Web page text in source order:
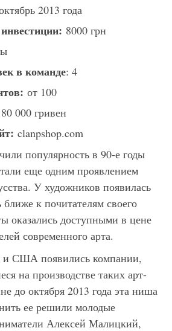
2013 года
8000 грн
в команде: 4
от 100
000 гривен
clanpshop.com
популярность в 90-е годы
еще одним проявлением
У художников появилась
ближе к почитателям своего
оказались доступными в цене
современного арта.
и США появились компании,
на производстве таких арт-
до октября 2013 года эта ниша
ее решили молодые
Алексей Малицкий,